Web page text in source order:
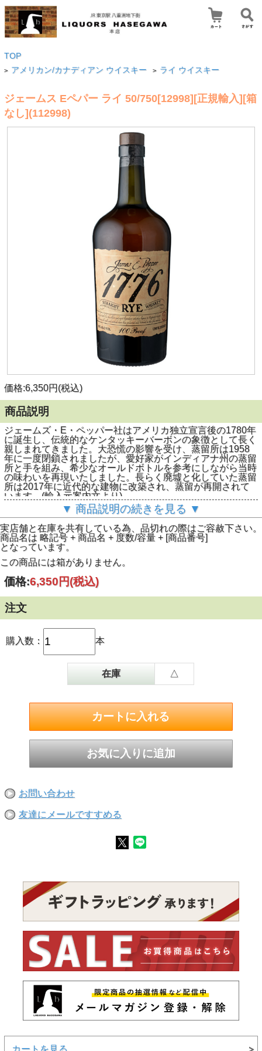
TOP
> アメリカン/カナディアン ウイスキー > ライ ウイスキー
ジェームス Eペパー ライ 50/750[12998][正規輸入][箱
なし](112998)
価格:6,350円(税込)
商品説明
ジェームズ・E・ペッパー社はアメリカ独立宣言後の1780年
に誕生し、伝統的なケンタッキーバーボンの象徴として長く
親しまれてきました。大恐慌の影響を受け、蒸留所は1958
年に一度閉鎖されましたが、愛好家がインディアナ州の蒸留
所と手を組み、希少なオールドボトルを参考にしながら当時
の味わいを再現いたしました。長らく廃墟と化していた蒸留
所は2017年に近代的な建物に改築され、蒸留が再開されて
います。(輸入元案内文より)
▼ 商品説明の続きを見る ▼
実店舗と在庫を共有している為、品切れの際はご容赦下さい。
商品名は 略記号 + 商品名 + 度数/容量 + [商品番号]
となっています。
この商品には箱がありません。
価格:6,350円(税込)
注文
購入数： 本
在庫 △
お問い合わせ
友達にメールですすめる
カートを見る